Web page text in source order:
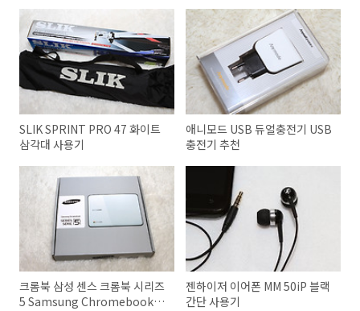
SLIK SPRINT PRO 47 화이트
삼각대 사용기
애니모드 USB 듀얼충전기 USB
충전기 추천
크롬북 삼성 센스 크롬북 시리즈
5 Samsung Chromebook 개
젠하이저 이어폰 MM 50iP 블랙
간단 사용기